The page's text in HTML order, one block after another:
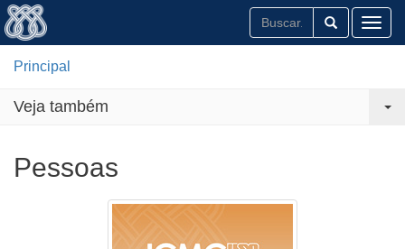
Principal
Veja também
Pessoas